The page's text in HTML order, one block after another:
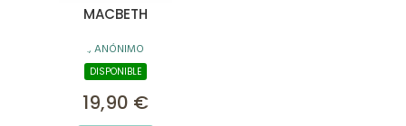
MACBETH
., ANÓNIMO
DISPONIBLE
19,90 €